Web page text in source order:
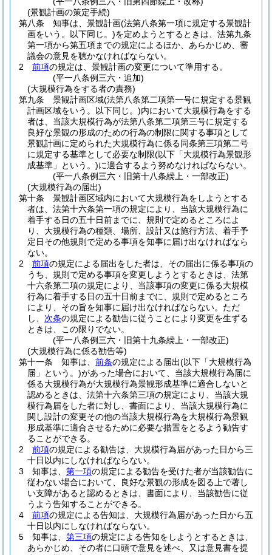
(景観計画の策定手続)
第八条
知事は、景観計画(法第八条第一項に規定する景観計
画をいう。以下同じ。)を定めようとするときは、法第九条
第一項から第五項までの規定によるほか、あらかじめ、審
議会の意見を聴かなければならない。
2
前項の規定は、景観計画の変更について準用する。
(平一八条例三六・追加)
(大規模行為をする者の責務)
第九条
景観計画区域(法第八条第二項第一号に規定する景観
計画区域をいう。以下同じ。)内において大規模行為をする
者は、当該大規模行為が法第八条第二項第三号に規定する
良好な景観の形成のための行為の制限に関する事項として
景観計画に定められた大規模行為に係る同条第三項第二号
に規定する基準として必要な制限(以下「大規模行為景観形
成基準」という。)に適合するよう努めなければならない。
(平一八条例三六・旧第十八条繰上・一部改正)
(大規模行為の届出)
第十条
景観計画区域内において大規模行為をしようとする
者は、法第十六条第一項の規定により、当該大規模行為に
着手する日の五十日前までに、規則で定めるところによ
り、大規模行為の種類、場所、設計又は施行方法、着手予
定日その他規則で定める事項を知事に届け出なければなら
ない。
2
前項の規定による届出をした者は、その届出に係る事項の
うち、規則で定める事項を変更しようとするときは、法第
十六条第二項の規定により、当該事項の変更に係る大規模
行為に着手する日の五十日前までに、規則で定めるところ
により、その旨を知事に届け出なければならない。 ただ
し、 次条の規定による勧告に従うことにより変更を生ずる
ときは、この限りでない。
(平一八条例三六・旧第十九条繰上・一部改正)
(大規模行為に係る勧告等)
第十一条
知事は、 前条の規定による届出(以下「大規模行為
届」という。)があった場合において、当該大規模行為届に
係る大規模行為が大規模行為景観形成基準に適合しないと
認めるときは、法第十六条第三項の規定により、当該大規
模行為届をした者に対し、書面により、当該大規模行為に
関し設計の変更その他の当該大規模行為を大規模行為景観
形成基準に適合させるために必要な措置をとるよう勧告す
ることができる。
2
前項の規定による勧告は、大規模行為届があった日から三
十日以内にしなければならない。
3
知事は、 第一項の規定による勧告を受けた者が当該勧告に
従わない場合において、良好な景観の形成を図る上で著し
い支障があると認めるときは、書面により、当該勧告に従
うよう告知することができる。
4
前項の規定による告知は、大規模行為届があった日から五
十日以内にしなければならない。
5
知事は、 第三項の規定による告知をしようとするときは、
あらかじめ、その者に口頭で意見を述べ、又は意見書を提